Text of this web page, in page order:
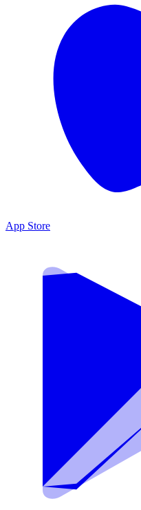
App Store